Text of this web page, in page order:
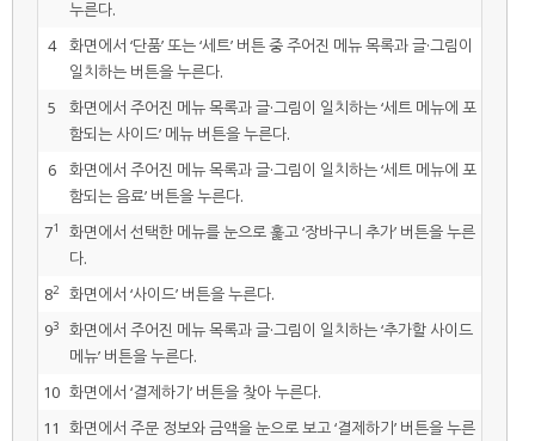
누른다.
4
화면에서 ‘단품’ 또는 ‘세트’ 버튼 중 주어진 메뉴 목록과 글·그림이
일치하는 버튼을 누른다.
5
화면에서 주어진 메뉴 목록과 글·그림이 일치하는 ‘세트 메뉴에 포
함되는 사이드’ 메뉴 버튼을 누른다.
6
화면에서 주어진 메뉴 목록과 글·그림이 일치하는 ‘세트 메뉴에 포
함되는 음료’ 버튼을 누른다.
71
화면에서 선택한 메뉴를 눈으로 훑고 ‘장바구니 추가’ 버튼을 누른
다.
82
화면에서 ‘사이드’ 버튼을 누른다.
93
화면에서 주어진 메뉴 목록과 글·그림이 일치하는 ‘추가할 사이드
메뉴’ 버튼을 누른다.
10 화면에서 ‘결제하기’ 버튼을 찾아 누른다.
11 화면에서 주문 정보와 금액을 눈으로 보고 ‘결제하기’ 버튼을 누른